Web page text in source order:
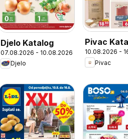
Djelo Katalog
07.08.2026 - 10.08.2026
Djelo
Pivac
10.08.2026 -
Pivac